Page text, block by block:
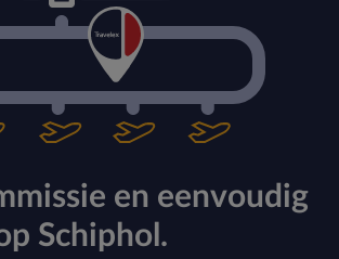
en eenvoudig
Schiphol.